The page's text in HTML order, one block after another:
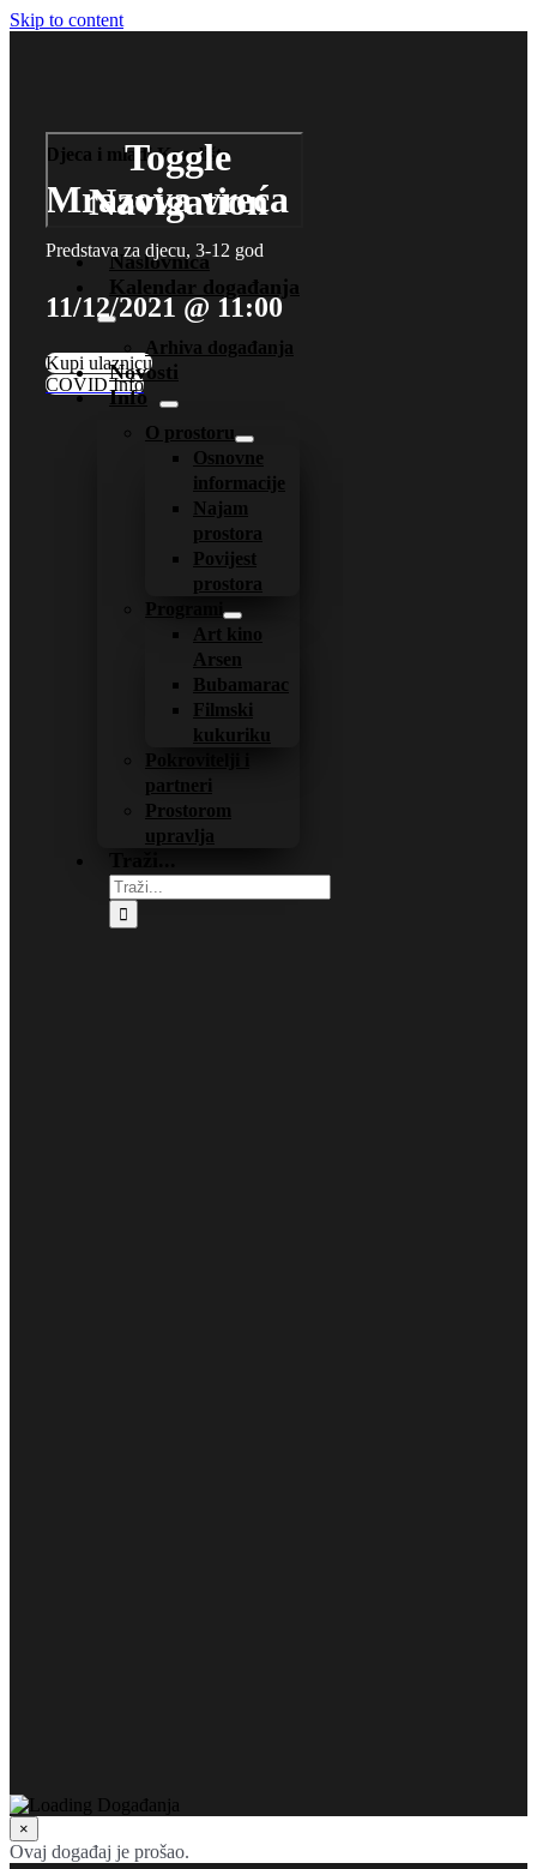
Skip to content
Toggle
Navigation
Naslovnica
Kalendar događanja
Arhiva događanja
Novosti
Info
O prostoru
Osnovne
informacije
Najam
prostora
Povijest
prostora
Programi
Art kino
Arsen
Bubamarac
Filmski
kukuriku
Pokrovitelji i
partneri
Prostorom
upravlja
Djeca i mladi Kazalište
Mrazova vreća
Predstava za djecu, 3-12 god
11/12/2021 @ 11:00
Kupi ulaznicu
COVID Info
×
Ovaj događaj je prošao.